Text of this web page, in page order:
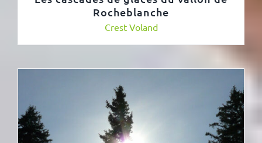
Rocheblanche
Crest Voland